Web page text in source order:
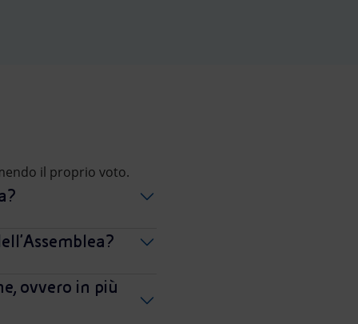
il proprio voto.
ovvero in più